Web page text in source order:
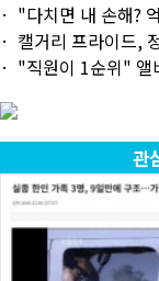
"다치면 내 손해?
캘거리 프라이드,
"직원이 1순위" 앨
관